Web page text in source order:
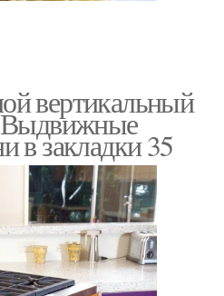
вертикальный
Выдвижные
в закладки 35